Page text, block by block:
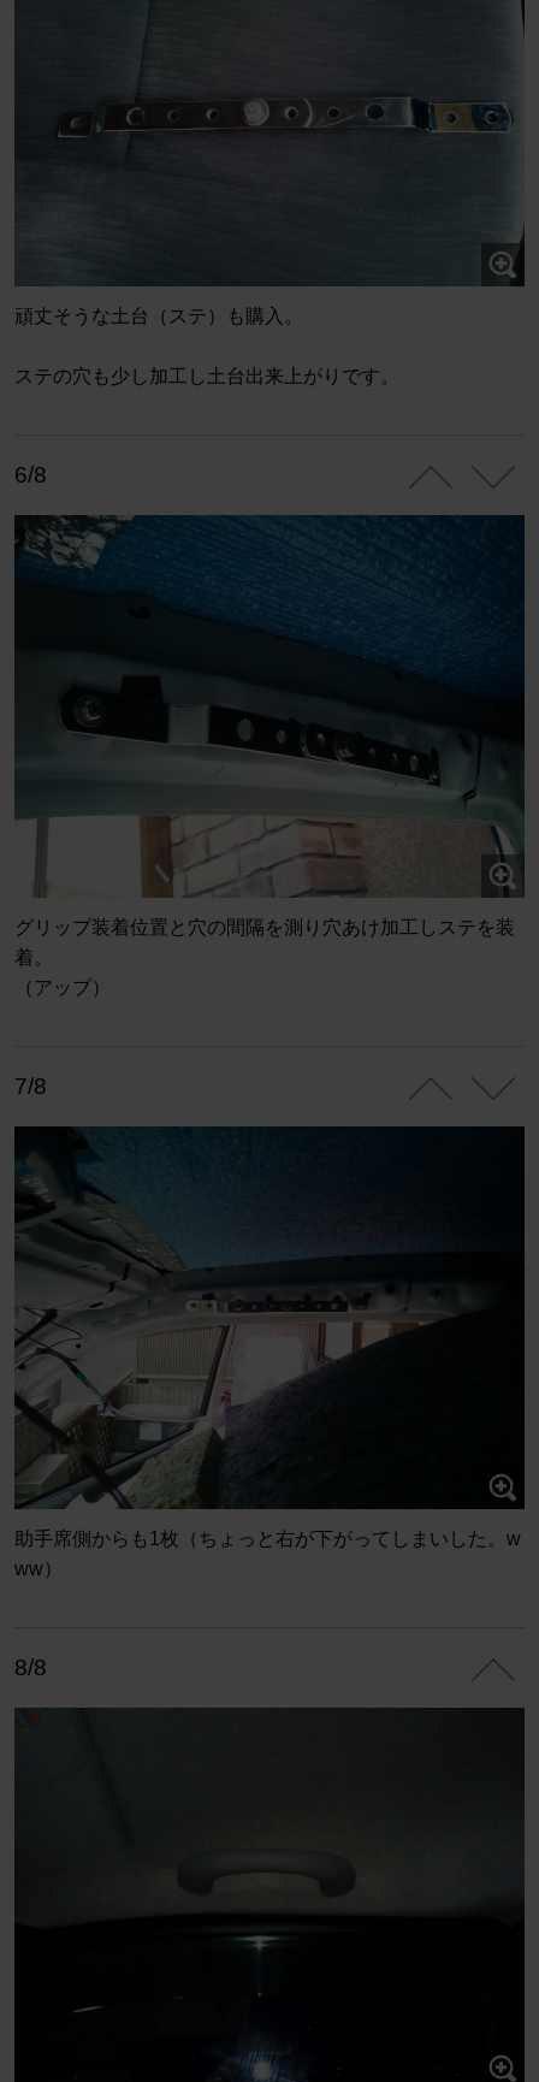
頑丈そうな土台（ステ）も購入。
ステの穴も少し加工し土台出来上がりです。
6/8
グリップ装着位置と穴の間隔を測り穴あけ加工しステを装
着。
（アップ）
7/8
助手席側からも1枚（ちょっと右が下がってしまいした。w
ww）
8/8